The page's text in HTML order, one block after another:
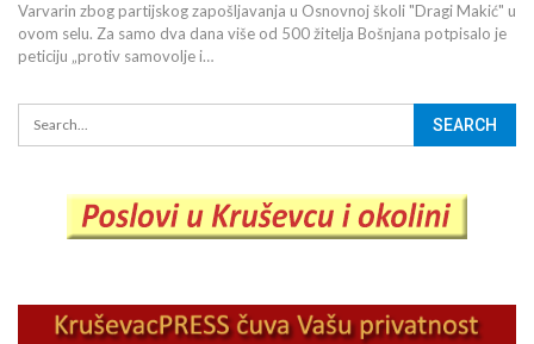
Varvarin zbog partijskog zapošljavanja u Osnovnoj školi "Dragi Makić" u
ovom selu. Za samo dva dana više od 500 žitelja Bošnjana potpisalo je
peticiju „protiv samovolje i…